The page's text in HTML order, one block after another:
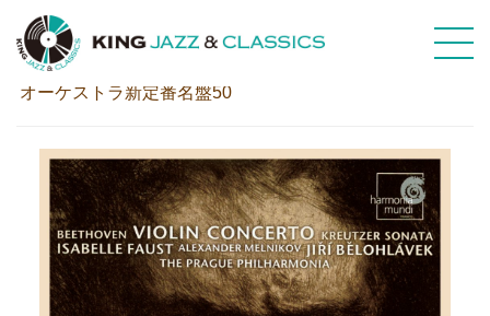
ベートーヴェン：ヴァイオリン協奏曲
オーケストラ新定番名盤50